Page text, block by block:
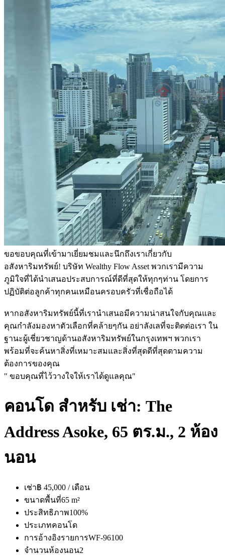
ขอขอบคุณที่เข้ามาเยี่ยมชมและนึกถึงเราเกี่ยวกับ
อสังหาริมทรัพย์! บริษัท Wealthy Flow Asset พวกเรามีความ
ภูมิใจที่ได้นำเสนอประสบการณ์ที่ดีที่สุดให้ทุกๆท่าน โดยการ
ปฏิบัติต่อลูกค้าทุกคนเหมือนครอบครัวที่เชื่อถือได้
หากอสังหาริมทรัพย์นี้ที่เรานำเสนอมีความน่าสนใจกับคุณและ
คุณกำลังมองหาตัวเลือกที่คล้ายๆกัน อย่าลังเลที่จะติดต่อเรา ใน
ฐานะผู้เชี่ยวชาญด้านอสังหาริมทรัพย์ในกรุงเทพฯ พวกเรา
พร้อมที่จะค้นหาสิ่งที่เหมาะสมและสิ่งที่สุดดีที่สุดตามความ
ต้องการของคุณ
" ขอบคุณที่ไว้วางใจให้เราได้ดูแลคุณ"
คอนโด สำหรับ เช่า: The
Address Asoke, 65 ตร.ม., 2 ห้อง
นอน
เช่า฿ 45,000 / เดือน
ขนาดพื้นที่65 m²
ประสิทธิภาพ100%
ประเภทคอนโด
การอ้างอิงรายการWF-96100
จำนวนห้องนอน2